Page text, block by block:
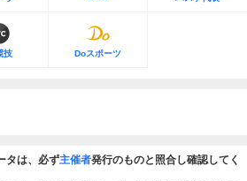
技 Doスポーツ
タは、必ず主催者発行のものと照合し確認してく